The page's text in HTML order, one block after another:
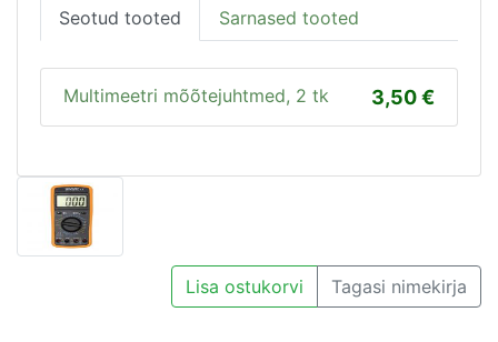
Seotud tooted Sarnased tooted
3,50
Multimeetri mõõtejuhtmed, 2 tk
Lisa ostukorvi Tagasi nimekirja